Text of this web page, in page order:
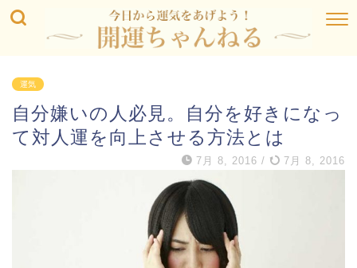
運気
自分嫌いの人必見。自分を好きになっ
て対人運を向上させる方法とは
7月 8, 2016 / 7月 8, 2016